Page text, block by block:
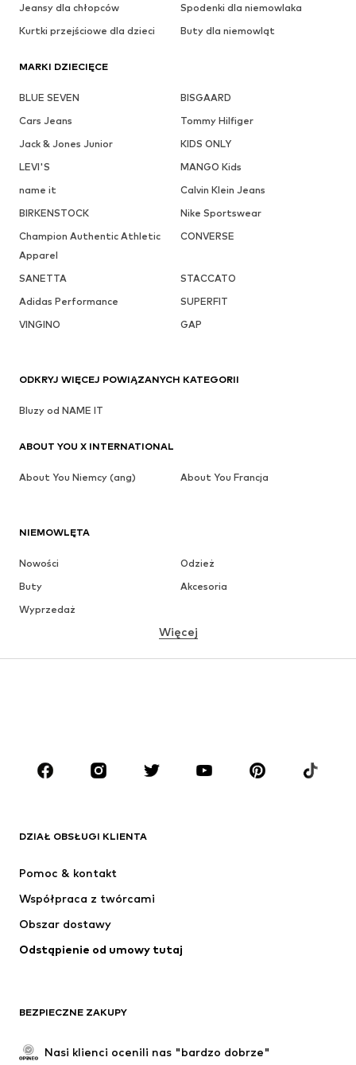
Jeansy dla chłopców
Spodenki dla niemowlaka
Kurtki przejściowe dla dzieci
Buty dla niemowląt
MARKI DZIECIĘCE
BLUE SEVEN
BISGAARD
Cars Jeans
Tommy Hilfiger
Jack & Jones Junior
KIDS ONLY
LEVI'S
MANGO Kids
name it
Calvin Klein Jeans
BIRKENSTOCK
Nike Sportswear
Champion Authentic Athletic
Apparel
CONVERSE
SANETTA
STACCATO
Adidas Performance
SUPERFIT
VINGINO
GAP
NIEMOWLĘTA
Nowości
Odzież
Buty
Akcesoria
Wyprzedaż
MARKI
Next
NAME IT
Więcej
DZIAŁ OBSŁUGI KLIENTA
Pomoc & kontakt
Współpraca z twórcami
Obszar dostawy
Odstąpienie od umowy tutaj
BEZPIECZNE ZAKUPY
Nasi klienci ocenili nas "bardzo dobrze"
ODKRYJ WIĘCEJ POWIĄZANYCH KATEGORII
Bluzy od NAME IT
ABOUT YOU X INTERNATIONAL
About You Niemcy (ang) About You Francja